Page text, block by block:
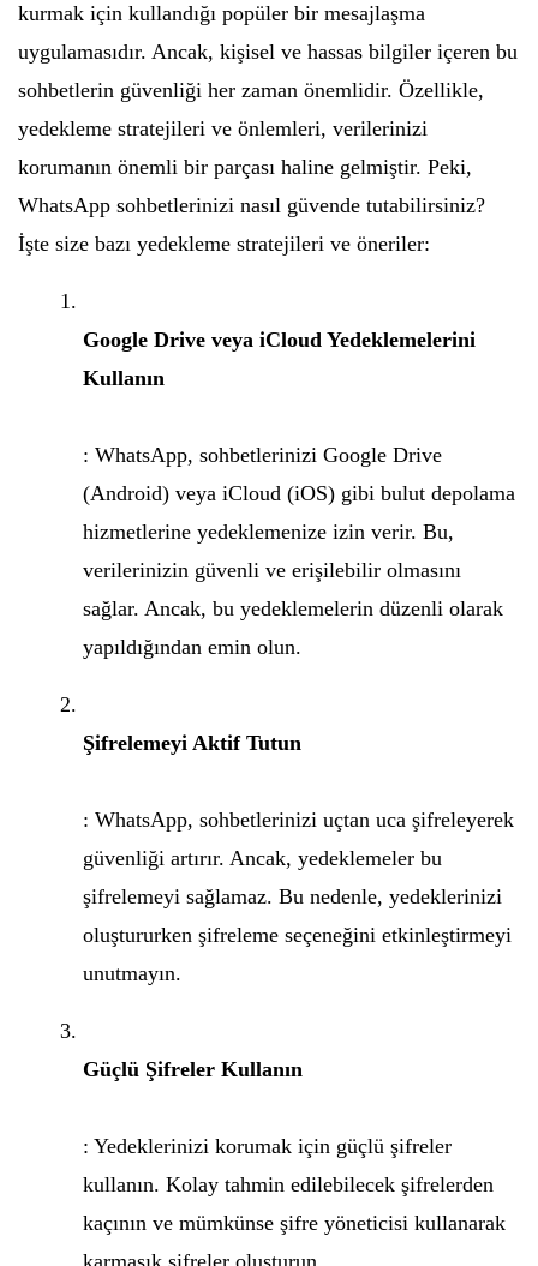
kurmak için kullandığı popüler bir mesajlaşma
uygulamasıdır. Ancak, kişisel ve hassas bilgiler içeren bu
sohbetlerin güvenliği her zaman önemlidir. Özellikle,
yedekleme stratejileri ve önlemleri, verilerinizi
korumanın önemli bir parçası haline gelmiştir. Peki,
WhatsApp sohbetlerinizi nasıl güvende tutabilirsiniz?
İşte size bazı yedekleme stratejileri ve öneriler:
Google Drive veya iCloud Yedeklemelerini
Kullanın
: WhatsApp, sohbetlerinizi Google Drive
(Android) veya iCloud (iOS) gibi bulut depolama
hizmetlerine yedeklemenize izin verir. Bu,
verilerinizin güvenli ve erişilebilir olmasını
sağlar. Ancak, bu yedeklemelerin düzenli olarak
yapıldığından emin olun.
Şifrelemeyi Aktif Tutun
: WhatsApp, sohbetlerinizi uçtan uca şifreleyerek
güvenliği artırır. Ancak, yedeklemeler bu
şifrelemeyi sağlamaz. Bu nedenle, yedeklerinizi
oluştururken şifreleme seçeneğini etkinleştirmeyi
unutmayın.
Güçlü Şifreler Kullanın
: Yedeklerinizi korumak için güçlü şifreler
kullanın. Kolay tahmin edilebilecek şifrelerden
kaçının ve mümkünse şifre yöneticisi kullanarak
karmaşık şifreler oluşturun.